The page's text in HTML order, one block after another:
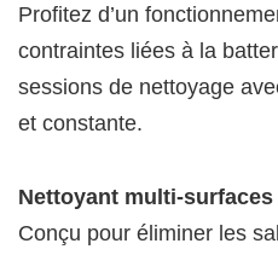
Profitez d’un
contraintes liées à la
sessions de nettoyage
et constante.
Nettoyant multi-
Conçu pour éliminer les